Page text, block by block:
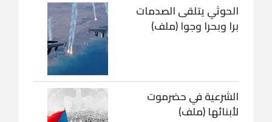
الحوثي يتلقى الصدمات
برا وبحرا وجوا (ملف)
الشرعية في حضرموت
لأبنائها (ملف)